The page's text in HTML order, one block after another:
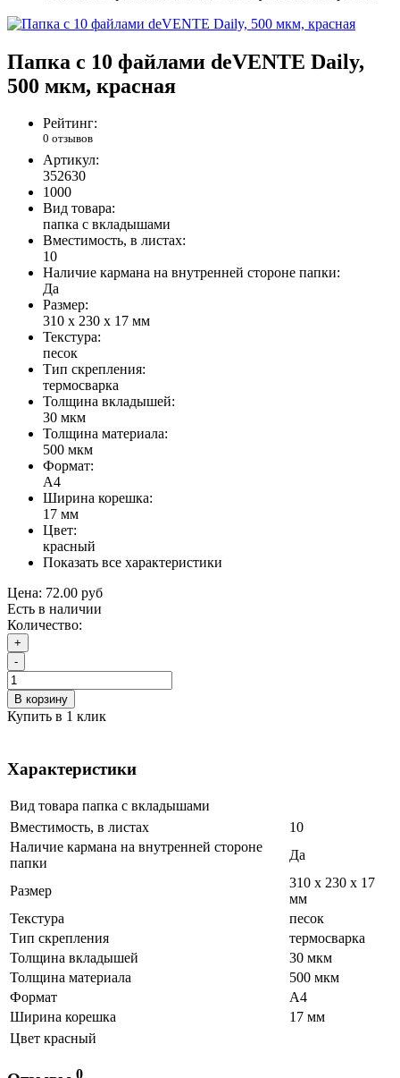
Папка с 10 файлами deVENTE Daily,
500 мкм, красная
Рейтинг:
0 отзывов
Артикул:
352630
1000
Вид товара:
папка с вкладышами
Вместимость, в листах:
10
Наличие кармана на внутренней стороне папки:
Да
Размер:
310 х 230 х 17 мм
Текстура:
песок
Тип скрепления:
термосварка
Толщина вкладышей:
30 мкм
Толщина материала:
500 мкм
Формат:
А4
Ширина корешка:
17 мм
Цвет:
красный
Показать все характеристики
Цена: 72.00 руб
Есть в наличии
Количество:
+
-
В корзину
Купить в 1 клик
Характеристики
Вид товара папка с вкладышами
Вместимость, в листах
10
Наличие кармана на внутренней стороне
папки
Да
Размер
310 х 230 х 17
мм
Текстура
песок
Тип скрепления
термосварка
Толщина вкладышей
30 мкм
Толщина материала
500 мкм
Формат
А4
Ширина корешка
17 мм
Цвет красный
0